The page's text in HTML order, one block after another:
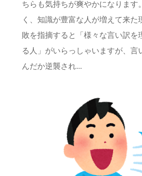
ちらも気持ちが爽やかになります
く、知識が豊富な人が増えて来た
敗を指摘すると「様々な言い訳を
る人」がいらっしゃいますが、言
んだか逆襲され...